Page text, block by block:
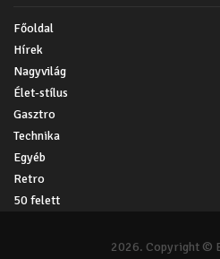
Főoldal
Hírek
Nagyvilág
Élet-stílus
Gasztro
Technika
Egyéb
Retro
50 felett
2026. Copyright ©